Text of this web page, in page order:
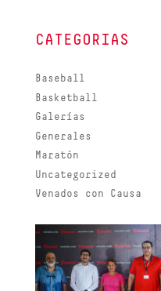
CATEGORIAS
Baseball
Basketball
Galerías
Generales
Maratón
Uncategorized
Venados con Causa